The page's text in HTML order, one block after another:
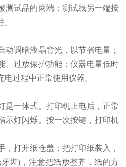
测试品的两端；测试线另一端按
动调暗液晶背光，以节省电量；
、过放保护功能；仪器电量低时
过程中正常使用仪器。
是一体式。打印机上电后，正常
示灯闪烁。按一次按键，打印机
，打开纸仓盖；把打印纸装入，
齿)，注意把纸放整齐，纸的方